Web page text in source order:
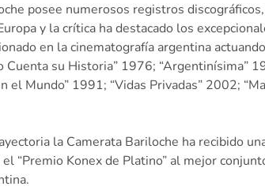
posee numerosos registros
y la crítica ha destacado los
en la cinematografía argentina
Cuenta su Historia” 1976; “Argentinísima”
el Mundo” 1991; “Vidas Privadas” 2002;
la Camerata Bariloche ha recibido
“Premio Konex de Platino” al mejor